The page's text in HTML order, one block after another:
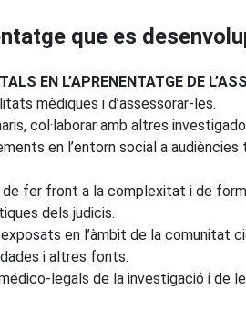
que es
EN L’APRENENTATGE DE
mèdiques i d’assessorar-les.
col·laborar amb altres
en l’entorn social a
fer front a la complexitat i de
dels judicis.
en l’àmbit de la comunitat
i altres fonts.
legals de la investigació i de